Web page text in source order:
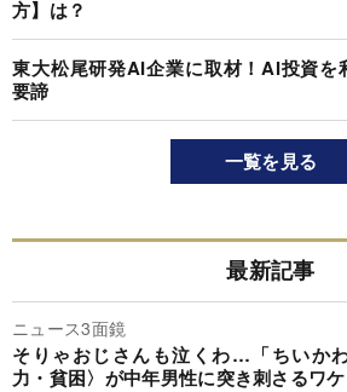
方】は？
東大松尾研発AI企業に取材！AI投資を
要諦
一覧を見る
最新記事
ニュース3面鏡
そりゃおじさんも泣くわ…「ちいか
力・貧困〉が中年男性に突き刺さるワケ